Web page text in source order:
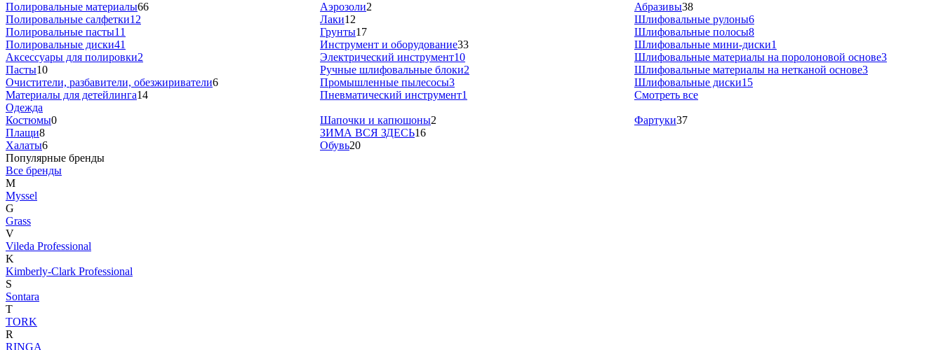
Полировальные материалы66
Полировальные салфетки12
Полировальные пасты11
Полировальные диски41
Аксессуары для полировки2
Пасты10
Очистители, разбавители, обезжириватели6
Материалы для детейлинга14
Аэрозоли2
Лаки12
Грунты17
Инструмент и оборудование33
Электрический инструмент10
Ручные шлифовальные блоки2
Промышленные пылесосы3
Пневматический инструмент1
Абразивы38
Шлифовальные рулоны6
Шлифовальные полосы8
Шлифовальные мини-диски1
Шлифовальные материалы на поролоновой основе3
Шлифовальные материалы на нетканой основе3
Шлифовальные диски15
Смотреть все
Одежда
Костюмы0
Плащи8
Халаты6
Шапочки и капюшоны2
ЗИМА ВСЯ ЗДЕСЬ16
Обувь20
Фартуки37
Популярные бренды
Все бренды
M
Myssel
G
Grass
V
Vileda Professional
K
Kimberly-Clark Professional
S
Sontara
T
TORK
R
RINGA